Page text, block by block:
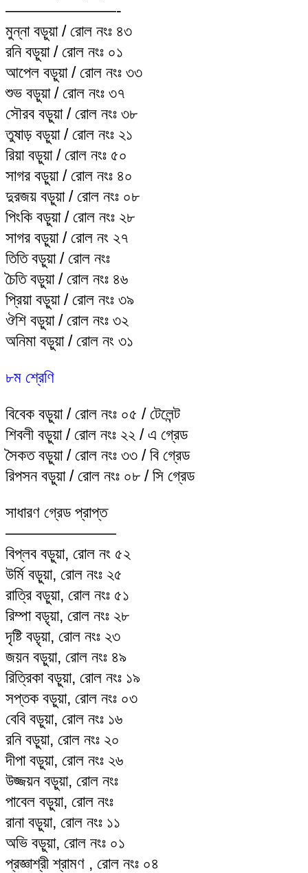
———————-
মুন্না বড়ুয়া / রোল নংঃ ৪৩
রনি বড়ুয়া / রোল নংঃ ০১
আপেল বড়ুয়া / রোল নংঃ ৩৩
শুভ বড়ুয়া / রোল নংঃ ৩৭
সৌরব বড়ুয়া / রোল নংঃ ৩৮
তুষাড় বড়ুয়া / রোল নংঃ ২১
রিয়া বড়ুয়া / রোল নংঃ ৫০
সাগর বড়ুয়া / রোল নংঃ ৪০
দুরজয় বড়ুয়া / রোল নংঃ ০৮
পিংকি বড়ুয়া / রোল নংঃ ২৮
সাগর বড়ুয়া / রোল নং ২৭
তিতি বড়ুয়া / রোল নংঃ
চৈতি বড়ুয়া / রোল নংঃ ৪৬
প্রিয়া বড়ুয়া / রোল নংঃ ৩৯
ঔশি বড়ুয়া / রোল নংঃ ৩২
অনিমা বড়ুয়া / রোল নং ৩১
৮ম শ্রেণি
বিবেক বড়ুয়া / রোল নংঃ ০৫ / টেলেন্ট
শিবলী বড়ুয়া / রোল নংঃ ২২ / এ গ্রেড
সৈকত বড়ুয়া / রোল নংঃ ৩৩ / বি গ্রেড
রিপসন বড়ুয়া / রোল নংঃ ০৮ / সি গ্রেড
সাধারণ গ্রেড প্রাপ্ত
———————
বিপ্লব বড়ুয়া, রোল নং ৫২
উর্মি বড়ুয়া, রোল নংঃ ২৫
রাত্রি বড়ুয়া, রোল নংঃ ৫১
রিম্পা বড়ৃয়া, রোল নংঃ ২৮
দৃষ্টি বড়ৃয়া, রোল নংঃ ২৩
জয়ন বড়ুয়া, রোল নংঃ ৪৯
রিত্রিকা বড়ুয়া, রোল নংঃ ১৯
সপ্তক বড়ুয়া, রোল নংঃ ০৩
বেবি বড়ুয়া, রোল নংঃ ১৬
রনি বড়ুয়া, রোল নংঃ ২০
দীপা বড়ুয়া, রোল নংঃ ২৬
উজ্জয়ন বড়ুয়া, রোল নংঃ
পাবেল বড়ুয়া, রোল নংঃ
রানা বড়ুয়া, রোল নংঃ ১১
অভি বড়ুয়া, রোল নংঃ ০১
প্রজ্ঞাশ্রী শ্রামণ , রোল নংঃ ০৪